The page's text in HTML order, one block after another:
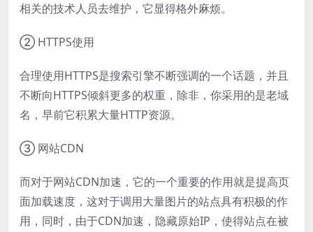
相关的技术人员去维护，它显得格外麻烦。
② HTTPS使用
合理使用HTTPS是搜索引擎不断强调的一个话题，并且
不断向HTTPS倾斜更多的权重，除非，你采用的是老域
名，早前它积累大量HTTP资源。
③ 网站CDN
而对于网站CDN加速，它的一个重要的作用就是提高页
面加载速度，这对于调用大量图片的站点具有积极的作
用，同时，由于CDN加速，隐藏原始IP，使得站点在被